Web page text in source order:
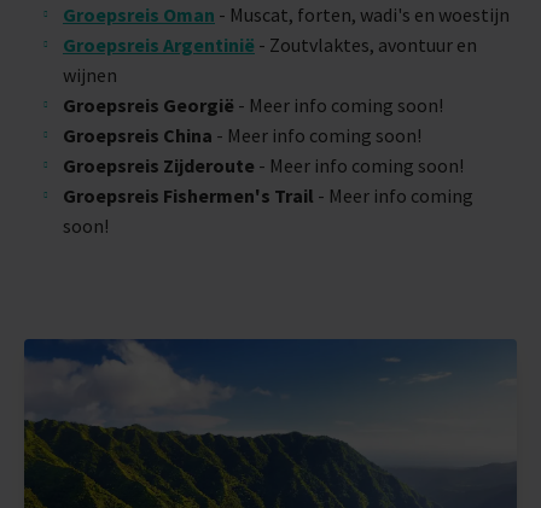
Groepsreis Oman - Muscat, forten, wadi's en woestijn
Groepsreis Argentinië - Zoutvlaktes, avontuur en
wijnen
Groepsreis Georgië - Meer info coming soon!
Groepsreis China - Meer info coming soon!
Groepsreis Zijderoute - Meer info coming soon!
Groepsreis Fishermen's Trail - Meer info coming
soon!